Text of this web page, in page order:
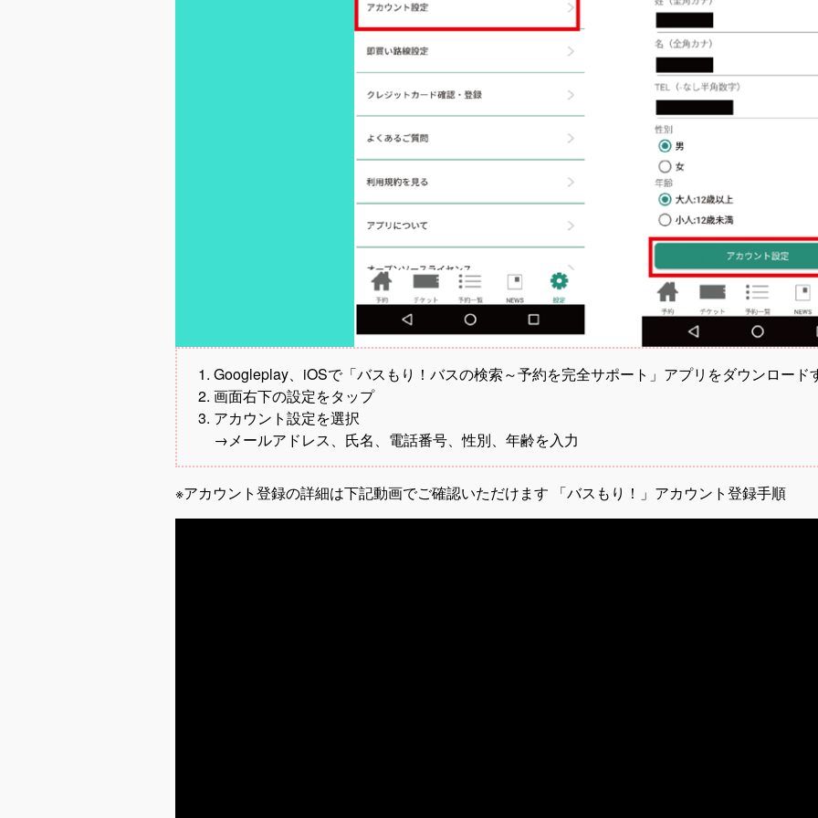
Googleplay、iOSで「バスもり！バスの検索～予約を完全サポート」アプリをダウンロード
画面右下の設定をタップ
アカウント設定を選択
→メールアドレス、氏名、電話番号、性別、年齢を入力
※アカウント登録の詳細は下記動画でご確認いただけます 「バスもり！」アカウント登録手順